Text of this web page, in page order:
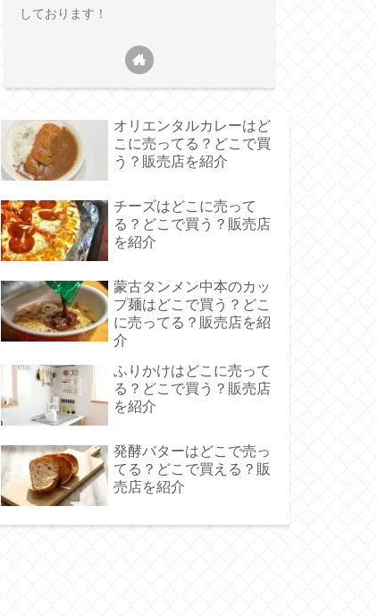
しております！
オリエンタルカレーはど
こに売ってる？どこで買
う？販売店を紹介
チーズはどこに売って
る？どこで買う？販売店
を紹介
蒙古タンメン中本のカッ
プ麺はどこで買う？どこ
に売ってる？販売店を紹
介
ふりかけはどこに売って
る？どこで買う？販売店
を紹介
発酵バターはどこで売っ
てる？どこで買える？販
売店を紹介